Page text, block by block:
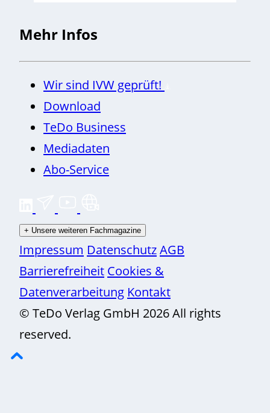
Mehr Infos
Wir sind IVW geprüft!
Download
TeDo Business
Mediadaten
Abo-Service
+ Unsere weiteren Fachmagazine
Impressum DatenschutzAGB
Barrierefreiheit Cookies &
Datenverarbeitung Kontakt
© TeDo Verlag GmbH 2026 All rights
reserved.